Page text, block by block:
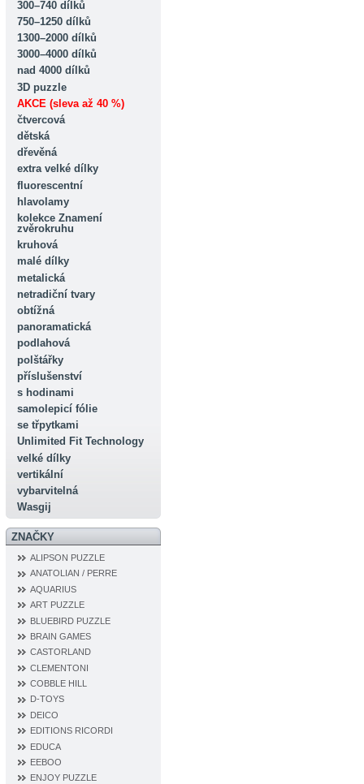
300–740 dílků
750–1250 dílků
1300–2000 dílků
3000–4000 dílků
nad 4000 dílků
3D puzzle
AKCE (sleva až 40 %)
čtvercová
dětská
dřevěná
extra velké dílky
fluorescentní
hlavolamy
kolekce Znamení
zvěrokruhu
kruhová
malé dílky
metalická
netradiční tvary
obtížná
panoramatická
podlahová
polštářky
příslušenství
s hodinami
samolepicí fólie
se třpytkami
Unlimited Fit Technology
velké dílky
vertikální
vybarvitelná
Wasgij
ZNAČKY
ALIPSON PUZZLE
ANATOLIAN / PERRE
AQUARIUS
ART PUZZLE
BLUEBIRD PUZZLE
BRAIN GAMES
CASTORLAND
CLEMENTONI
COBBLE HILL
D‐TOYS
DEICO
EDITIONS RICORDI
EDUCA
EEBOO
ENJOY PUZZLE